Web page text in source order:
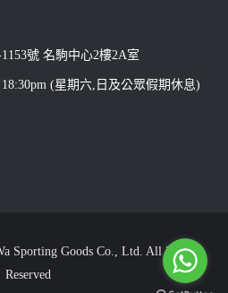
號 名駒中心2樓2A室
(星期六,日及公眾假期休息)
Sporting Goods Co., Ltd. All Rights
Reserved